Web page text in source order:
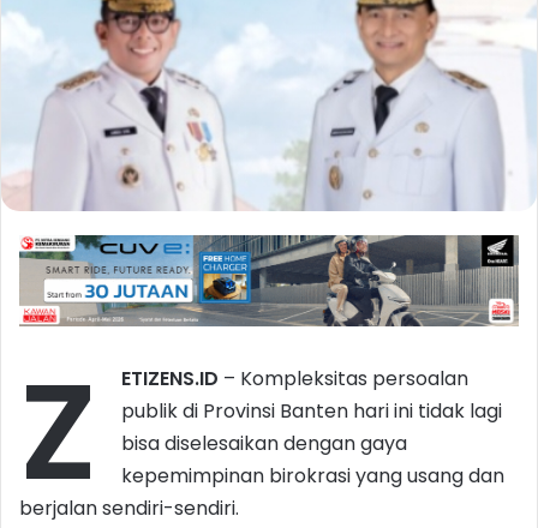
Z ETIZENS.ID – Kompleksitas persoalan
publik di Provinsi Banten hari ini tidak lagi
bisa diselesaikan dengan gaya
kepemimpinan birokrasi yang usang dan
berjalan sendiri-sendiri.